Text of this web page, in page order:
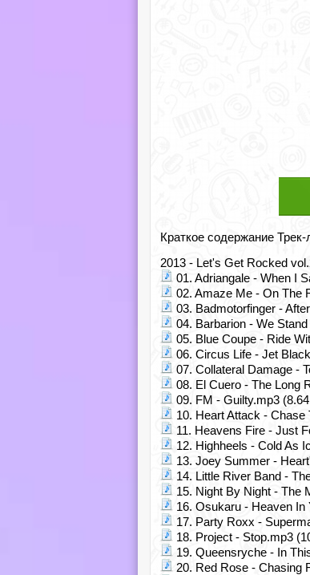
Краткое содержание Трек-
2013 - Let's Get Rocked
01. Adriangale - When I
02. Amaze Me - On The
03. Badmotorfinger -
04. Barbarion - We
05. Blue Coupe - Ride
06. Circus Life - Jet
07. Collateral Damage -
08. El Cuero - The Long
09. FM - Guilty.mp3
10. Heart Attack -
11. Heavens Fire - Just
12. Highheels - Cold As
13. Joey Summer -
14. Little River Band -
15. Night By Night - The
16. Osukaru - Heaven
17. Party Roxx -
18. Project - Stop.mp3
19. Queensryche - In
20. Red Rose - Chasing